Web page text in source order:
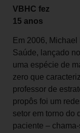
VBHC fez
15 anos
Em 2006,
Saúde, lançado
uma espécie de
zero que
professor de
propôs foi um
setor em torno do
paciente –